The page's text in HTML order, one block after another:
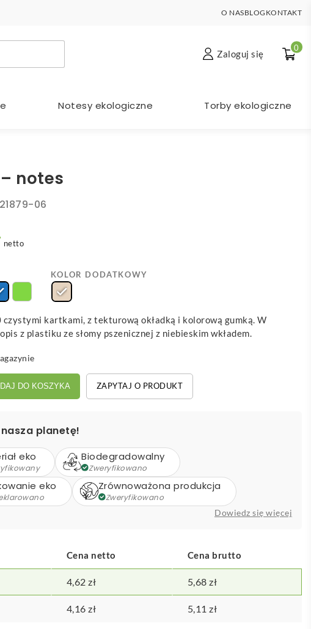
O NASBLOG KONTAKT
Zaloguj się
0
Notesy ekologiczne Torby ekologiczne
notes
06
netto
KOLOR DODATKOWY
czystymi kartkami, z tekturową okładką i kolorową gumką. W
z plastiku ze słomy pszenicznej z niebieskim wkładem.
DO KOSZYKA ZAPYTAJ O PRODUKT
planetę!
eko Biodegradowalny
Zweryfikowano
eko Zrównoważona produkcja
Zweryfikowano
Dowiedz się więcej
Cena netto Cena brutto
4,62zł 5,68zł
4,16zł 5,11zł